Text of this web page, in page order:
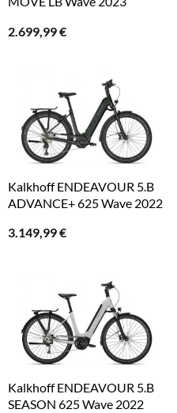
2.699,99€
Kalkhoff ENDEAVOUR 5.B
ADVANCE+ 625 Wave 2022
3.149,99€
Kalkhoff ENDEAVOUR 5.B
SEASON 625 Wave 2022